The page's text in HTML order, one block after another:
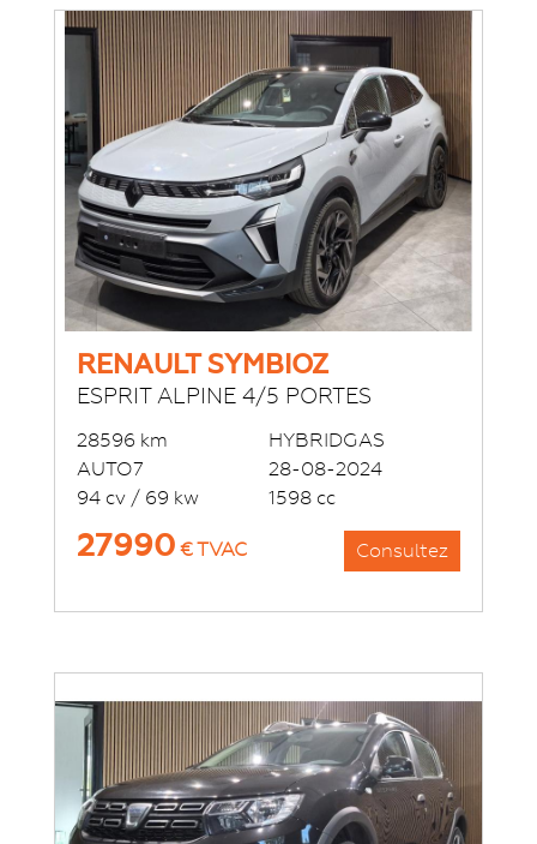
RENAULT SYMBIOZ
ESPRIT ALPINE 4/5 PORTES
28596 km
AUTO7
94 cv / 69 kw
HYBRIDGAS
28-08-2024
1598 cc
Consultez
27990€ TVAC